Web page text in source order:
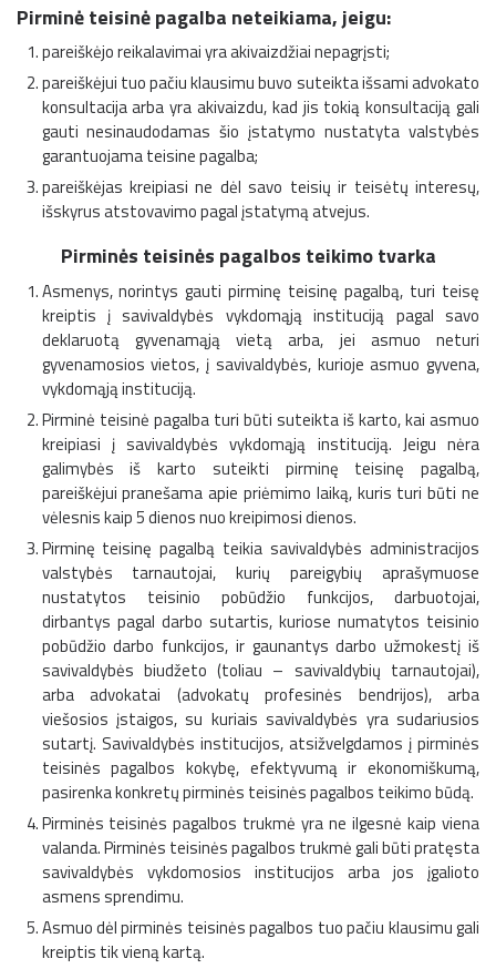
Pirminė teisinė pagalba neteikiama, jeigu:
pareiškėjo reikalavimai yra akivaizdžiai nepagrįsti;
pareiškėjui tuo pačiu klausimu buvo suteikta išsami advokato
konsultacija arba yra akivaizdu, kad jis tokią konsultaciją gali
gauti nesinaudodamas šio įstatymo nustatyta valstybės
garantuojama teisine pagalba;
pareiškėjas kreipiasi ne dėl savo teisių ir teisėtų interesų,
išskyrus atstovavimo pagal įstatymą atvejus.
Pirminės teisinės pagalbos teikimo tvarka
Asmenys, norintys gauti pirminę teisinę pagalbą, turi teisę
kreiptis į savivaldybės vykdomąją instituciją pagal savo
deklaruotą gyvenamąją vietą arba, jei asmuo neturi
gyvenamosios vietos, į savivaldybės, kurioje asmuo gyvena,
vykdomąją instituciją.
Pirminė teisinė pagalba turi būti suteikta iš karto, kai asmuo
kreipiasi į savivaldybės vykdomąją instituciją. Jeigu nėra
galimybės iš karto suteikti pirminę teisinę pagalbą,
pareiškėjui pranešama apie priėmimo laiką, kuris turi būti ne
vėlesnis kaip 5 dienos nuo kreipimosi dienos.
Pirminę teisinę pagalbą teikia savivaldybės administracijos
valstybės tarnautojai, kurių pareigybių aprašymuose
nustatytos teisinio pobūdžio funkcijos, darbuotojai,
dirbantys pagal darbo sutartis, kuriose numatytos teisinio
pobūdžio darbo funkcijos, ir gaunantys darbo užmokestį iš
savivaldybės biudžeto (toliau – savivaldybių tarnautojai),
arba advokatai (advokatų profesinės bendrijos), arba
viešosios įstaigos, su kuriais savivaldybės yra sudariusios
sutartį. Savivaldybės institucijos, atsižvelgdamos į pirminės
teisinės pagalbos kokybę, efektyvumą ir ekonomiškumą,
pasirenka konkretų pirminės teisinės pagalbos teikimo būdą.
Pirminės teisinės pagalbos trukmė yra ne ilgesnė kaip viena
valanda. Pirminės teisinės pagalbos trukmė gali būti pratęsta
savivaldybės vykdomosios institucijos arba jos įgalioto
asmens sprendimu.
Asmuo dėl pirminės teisinės pagalbos tuo pačiu klausimu gali
kreiptis tik vieną kartą.